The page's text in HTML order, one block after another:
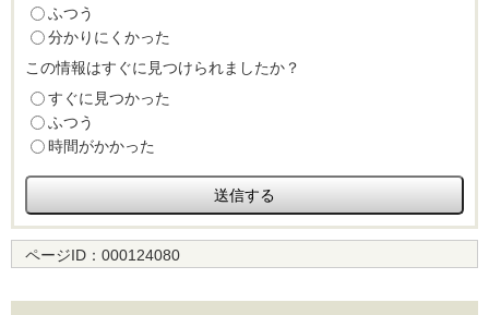
ふつう
分かりにくかった
この情報はすぐに見つけられましたか？
すぐに見つかった
ふつう
時間がかかった
ページID： 000124080